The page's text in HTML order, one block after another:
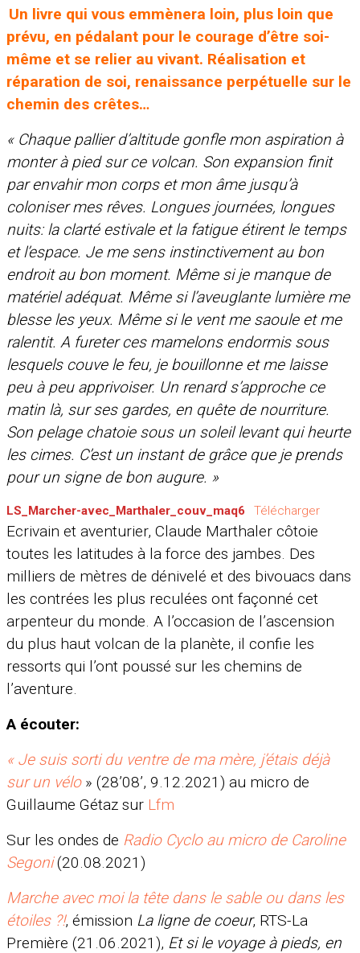
Un livre qui vous emmènera loin, plus loin que
prévu, en pédalant pour le courage d’être soi-
même et se relier au vivant. Réalisation et
réparation de soi, renaissance perpétuelle sur le
chemin des crêtes…
« Chaque pallier d’altitude gonfle mon aspiration à
monter à pied sur ce volcan. Son expansion finit
par envahir mon corps et mon âme jusqu’à
coloniser mes rêves. Longues journées, longues
nuits: la clarté estivale et la fatigue étirent le temps
et l’espace. Je me sens instinctivement au bon
endroit au bon moment. Même si je manque de
matériel adéquat. Même si l’aveuglante lumière me
blesse les yeux. Même si le vent me saoule et me
ralentit. A fureter ces mamelons endormis sous
lesquels couve le feu, je bouillonne et me laisse
peu à peu apprivoiser. Un renard s’approche ce
matin là, sur ses gardes, en quête de nourriture.
Son pelage chatoie sous un soleil levant qui heurte
les cimes. C’est un instant de grâce que je prends
pour un signe de bon augure. »
LS_Marcher-avec_Marthaler_couv_maq6 Télécharger
Ecrivain et aventurier, Claude Marthaler côtoie
toutes les latitudes à la force des jambes. Des
milliers de mètres de dénivelé et des bivouacs dans
les contrées les plus reculées ont façonné cet
arpenteur du monde. A l’occasion de l’ascension
du plus haut volcan de la planète, il confie les
ressorts qui l’ont poussé sur les chemins de
l’aventure.
A écouter:
« Je suis sorti du ventre de ma mère, j’étais déjà
sur un vélo» (28’08’, 9.12.2021) au micro de
Guillaume Gétaz surLfm
Sur les ondes de Radio Cyclo au micro de Caroline
Segoni(20.08.2021)
Marche avec moi la tête dans le sable ou dans les
étoiles ?!, émission La ligne de coeur, RTS-La
Première (21.06.2021), Et si le voyage à pieds, en